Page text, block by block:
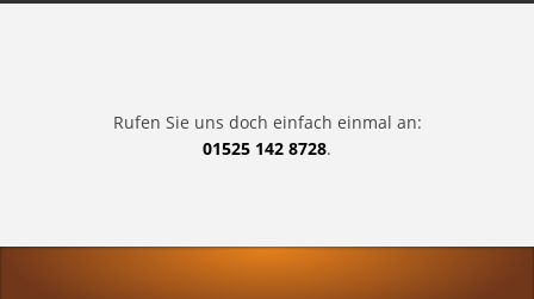
Rufen Sie uns doch einfach einmal an:
01525 142 8728.